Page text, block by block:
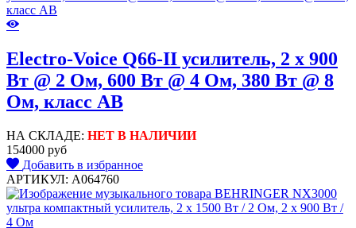
Electro-Voice Q66-II усилитель, 2 x 900
Вт @ 2 Ом, 600 Вт @ 4 Ом, 380 Вт @ 8
Ом, класс AB
НА СКЛАДЕ: НЕТ В НАЛИЧИИ
154000 руб
Добавить в избранное
АРТИКУЛ: A064760